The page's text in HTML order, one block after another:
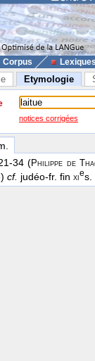
Corpus
Etymologie
notices corrigées
34 (Philippe de
cf. judéo-fr. fin xies.